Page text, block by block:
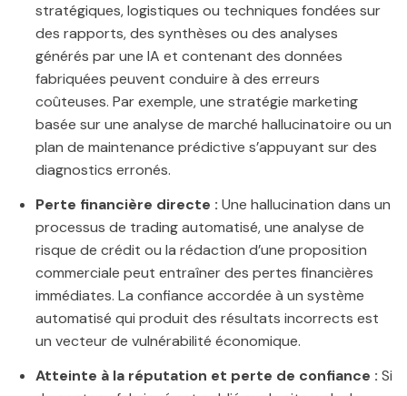
stratégiques, logistiques ou techniques fondées sur
des rapports, des synthèses ou des analyses
générés par une IA et contenant des données
fabriquées peuvent conduire à des erreurs
coûteuses. Par exemple, une stratégie marketing
basée sur une analyse de marché hallucinatoire ou un
plan de maintenance prédictive s’appuyant sur des
diagnostics erronés.
Perte financière directe : Une hallucination dans un
processus de trading automatisé, une analyse de
risque de crédit ou la rédaction d’une proposition
commerciale peut entraîner des pertes financières
immédiates. La confiance accordée à un système
automatisé qui produit des résultats incorrects est
un vecteur de vulnérabilité économique.
Atteinte à la réputation et perte de confiance : Si